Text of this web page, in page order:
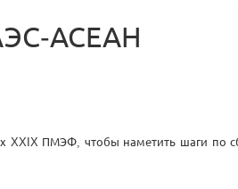
АСЕАН
XXIX ПМЭФ, чтобы наметить шаги